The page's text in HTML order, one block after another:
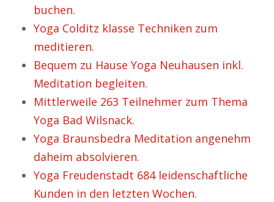
buchen.
Yoga Colditz klasse Techniken zum
meditieren.
Bequem zu Hause Yoga Neuhausen inkl.
Meditation begleiten.
Mittlerweile 263 Teilnehmer zum Thema
Yoga Bad Wilsnack.
Yoga Braunsbedra Meditation angenehm
daheim absolvieren.
Yoga Freudenstadt 684 leidenschaftliche
Kunden in den letzten Wochen.